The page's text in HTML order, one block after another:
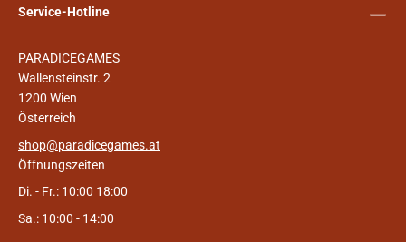
Service-Hotline
PARADICEGAMES
Wallensteinstr. 2
1200 Wien
Österreich
shop@paradicegames.at
Öffnungszeiten
Di. - Fr.: 10:00 18:00
Sa.: 10:00 - 14:00